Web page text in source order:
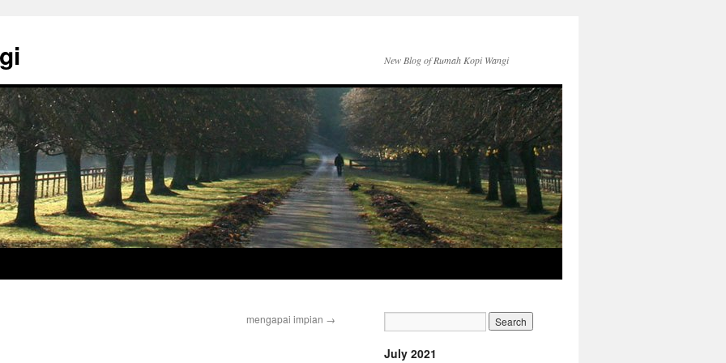
New Blog of Rumah Kopi Wangi
mengapai impian →
July 2021